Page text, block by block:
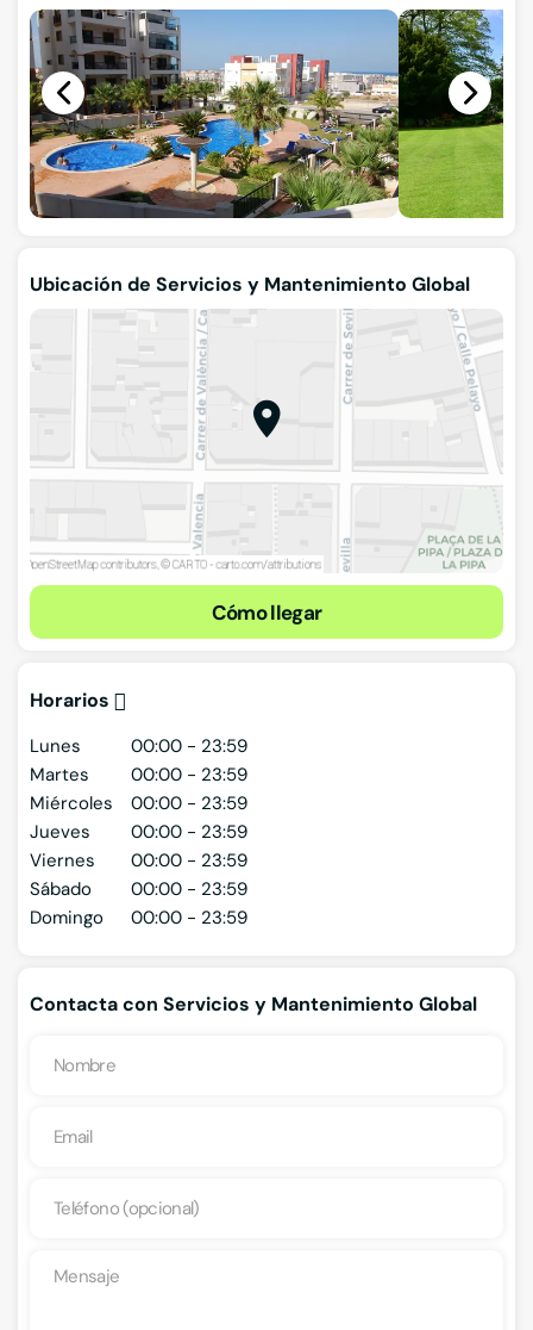
Ubicación de Servicios y Mantenimiento Global
Cómo llegar
Horarios
Lunes
00:00 - 23:59
Martes
00:00 - 23:59
Miércoles
00:00 - 23:59
Jueves
00:00 - 23:59
Viernes
00:00 - 23:59
Sábado
00:00 - 23:59
Domingo
00:00 - 23:59
Contacta con Servicios y Mantenimiento Global